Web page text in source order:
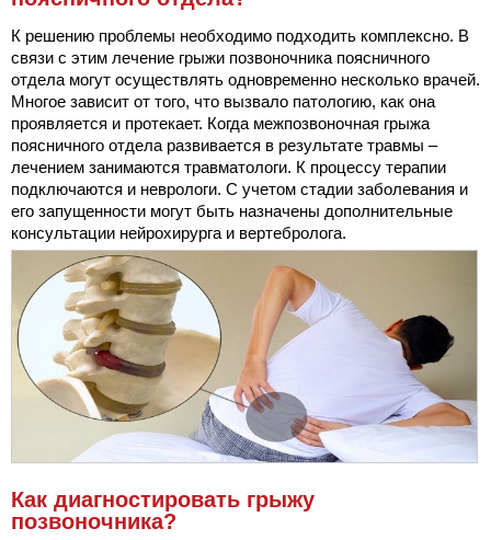
К решению проблемы необходимо подходить комплексно. В
связи с этим лечение грыжи позвоночника поясничного
отдела могут осуществлять одновременно несколько врачей.
Многое зависит от того, что вызвало патологию, как она
проявляется и протекает. Когда межпозвоночная грыжа
поясничного отдела развивается в результате травмы –
лечением занимаются травматологи. К процессу терапии
подключаются и неврологи. С учетом стадии заболевания и
его запущенности могут быть назначены дополнительные
консультации нейрохирурга и вертебролога.
Как диагностировать грыжу
позвоночника?